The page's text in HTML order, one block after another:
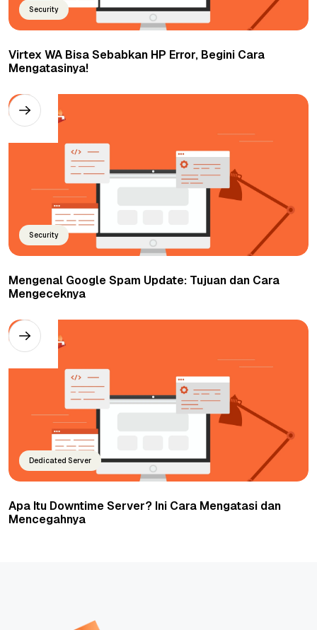
Security
Virtex WA Bisa Sebabkan HP Error, Begini Cara
Mengatasinya!
Security
Mengenal Google Spam Update: Tujuan dan Cara
Mengeceknya
Dedicated Server
Apa Itu Downtime Server? Ini Cara Mengatasi dan
Mencegahnya